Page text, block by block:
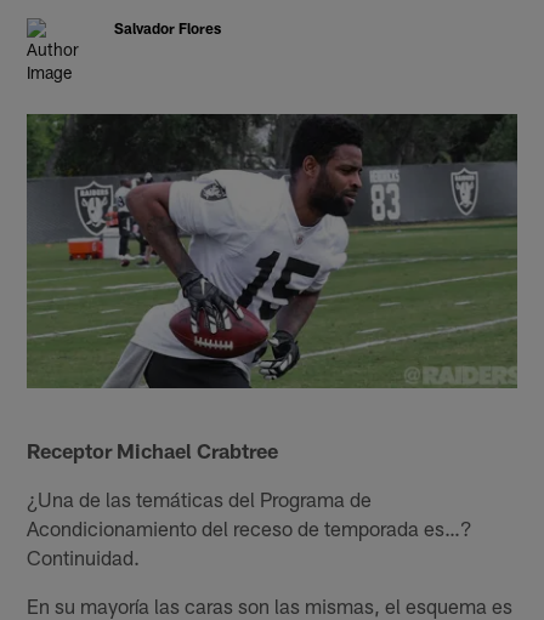
Salvador Flores
Receptor Michael Crabtree
¿Una de las temáticas del Programa de
Acondicionamiento del receso de temporada es…?
Continuidad.
En su mayoría las caras son las mismas, el esquema es